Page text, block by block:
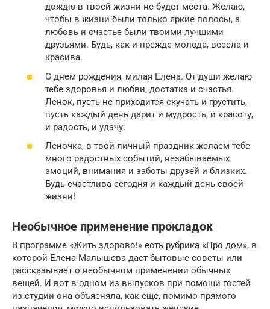
дождю в твоей жизни не будет места. Желаю,
чтобы в жизни были только яркие полосы, а
любовь и счастье были твоими лучшими
друзьями. Будь, как и прежде молода, весела и
красива.
С днем рождения, милая Елена. От души желаю
тебе здоровья и любви, достатка и счастья.
Ленок, пусть не приходится скучать и грустить,
пусть каждый день дарит и мудрость, и красоту,
и радость, и удачу.
Леночка, в твой личный праздник желаем тебе
много радостных событий, незабываемых
эмоций, внимания и заботы друзей и близких.
Будь счастлива сегодня и каждый день своей
жизни!
Необычное применение прокладок
В программе «Жить здорово!» есть рубрика «Про дом», в
которой Елена Малышева дает бытовые советы или
рассказывает о необычном применении обычных
вещей. И вот в одном из выпусков при помощи гостей
из студии она объясняла, как еще, помимо прямого